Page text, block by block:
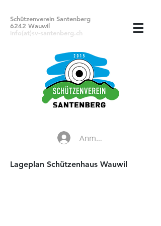
Schützenverein Santenberg
6242 Wauwil
info(at)sv-santenberg.ch
Anmelden
Lageplan Schützenhaus Wauwil